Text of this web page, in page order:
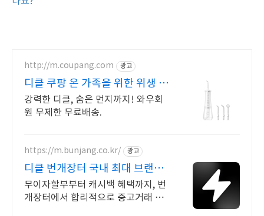
http://m.coupang.com 광고
디클 쿠팡 온 가족을 위한 위생 케
어
강력한 디클, 숨은 먼지까지! 와우회
원 무제한 무료배송.
https://m.bunjang.co.kr/ 광고
디클 번개장터 국내 최대 브랜드
중고거래
무이자할부부터 캐시백 혜택까지, 번
개장터에서 합리적으로 중고거래 하